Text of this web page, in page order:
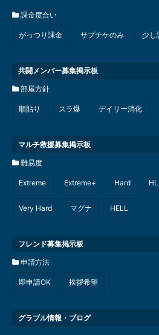
課金度合い
がっつり課金 サプチケのみ 少し
共闘メンバー募集掲示板
部屋方針
順貼り スラ爆 デイリー消化
マルチ救援募集掲示板
難易度
Extreme Extreme+ Hard HL
Very Hard マグナ HELL
フレンド募集掲示板
申請方法
即申請OK 挨拶希望
グラブル情報・ブログ